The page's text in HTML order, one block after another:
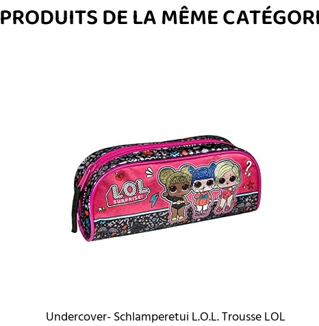
PRODUITS DE LA MÊME
Undercover- Schlamperetui L.O.L. Trousse LOL